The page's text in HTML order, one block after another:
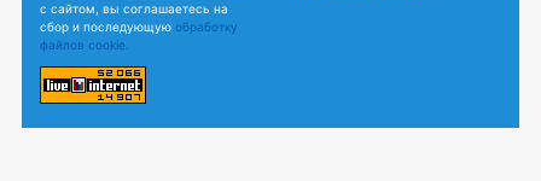
с сайтом, вы соглашаетесь на
сбор и последующую обработку
файлов cookie.